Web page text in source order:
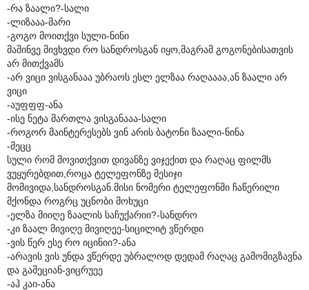
-რა ზაალი?-სალი
-ლიზააა-მარი
-გოგო მოითქვი სული-ნინი
მაშინვე მივხვდი რო სანდროსგან იყო,მაგრამ გოგონებისათვის
არ მითქვამს
-არ ვიცი ვისგანააა უბრაოს ესლ ელზაა რაღაააა,ან ზაალი არ
ვიცი
-აუფფფ-ანა
-ისე ნეტა მართლა ვისგანააა-სალი
-როგორ მაინტერესებს ვინ არის ბატონი ზაალი-ნინა
-მეცც
სული რომ მოვითქვით დივანზე ვიჯექით და რაღაც ფილმს
ვუყურებდით,როცა ტელეფონზე მესიჯი
მომივიდა,სანდროსგან.მისი ნომერი ტელეფონში ჩაწერილი
მქონდა როგრც უცნობი მოხუცი
-ელზა მიიღე ზაალის საჩუქარიი?-სანდრო
-კი ზაალ მივიღე მივიღეე-სიცილიტ ვწერდი
-ვის წერ ესე რო იცინიი?-ანა
-არავის ვის უნდა ვწერდე უბრალოდ დედამ რაღაც გამომიგზავნა
და გამეციან-ვიცრუეე
-აჰ კაი-ანა